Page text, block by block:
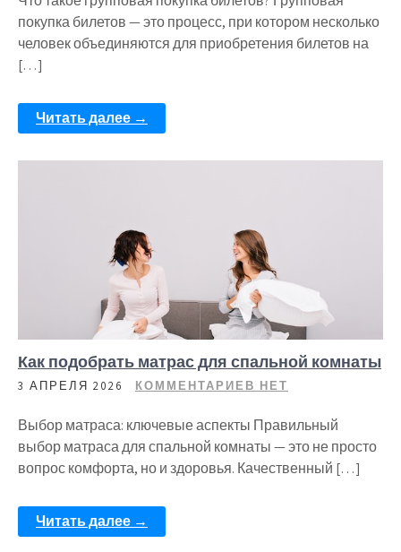
покупка билетов — это процесс, при котором несколько
человек объединяются для приобретения билетов на
[…]
Читать далее →
Как подобрать матрас для спальной комнаты
3 АПРЕЛЯ 2026 КОММЕНТАРИЕВ НЕТ
Выбор матраса: ключевые аспекты Правильный
выбор матраса для спальной комнаты — это не просто
вопрос комфорта, но и здоровья. Качественный […]
Читать далее →